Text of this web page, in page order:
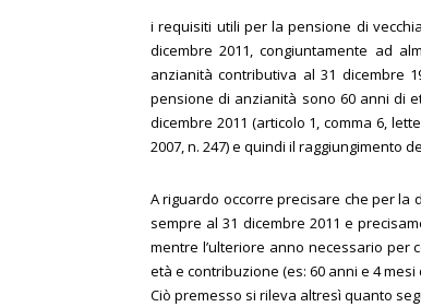
i requisiti utili per la pensione di
dicembre 2011, congiuntamente ad
anzianità contributiva al 31 dicembre
pensione di anzianità sono 60 anni di
dicembre 2011 (articolo 1, comma 6,
2007, n. 247) e quindi il raggiungimento
A riguardo occorre precisare che per
sempre al 31 dicembre 2011 e
mentre l’ulteriore anno necessario
età e contribuzione (es: 60 anni e 4
Ciò premesso si rileva altresì quanto